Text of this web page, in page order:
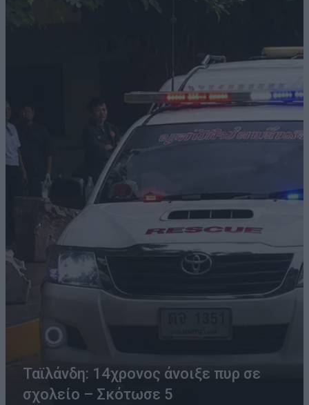
Ταϊλάνδη: 14χρονος άνοιξε πυρ σε
σχολείο – Σκότωσε 5